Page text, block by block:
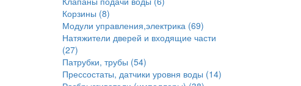
Корзины (8)
Модули управления,электрика (69)
Натяжители дверей и входящие части
(27)
Патрубки, трубы (54)
Прессостаты, датчики уровня воды (14)